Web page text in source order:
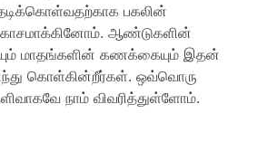
பகலின்
ஆண்டுகளின்
மாதங்களின் கணக்கையும் இதன்
கொள்கின்றீர்கள். ஒவ்வொரு
நாம் விவரித்துள்ளோம்.